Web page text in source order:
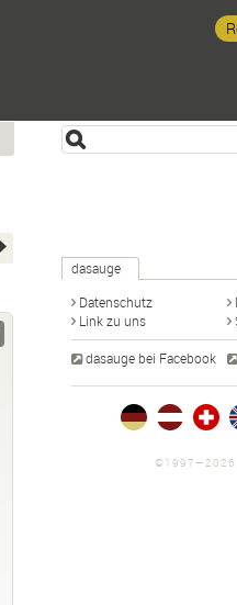
dasauge
Datenschutz
Link zu uns
dasauge bei Facebook
©1997—2026